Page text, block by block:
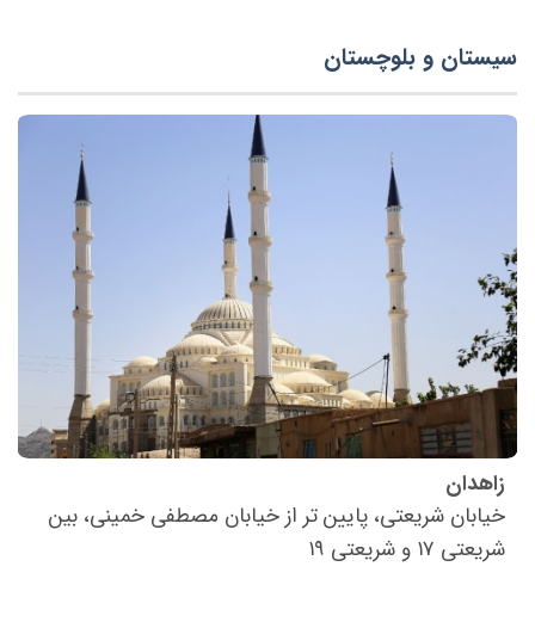
سیستان و بلوچستان
زاهدان
خیابان شریعتی، پایین تر از خیابان مصطفی خمینی، بین
شریعتی ۱۷ و شریعتی ۱۹